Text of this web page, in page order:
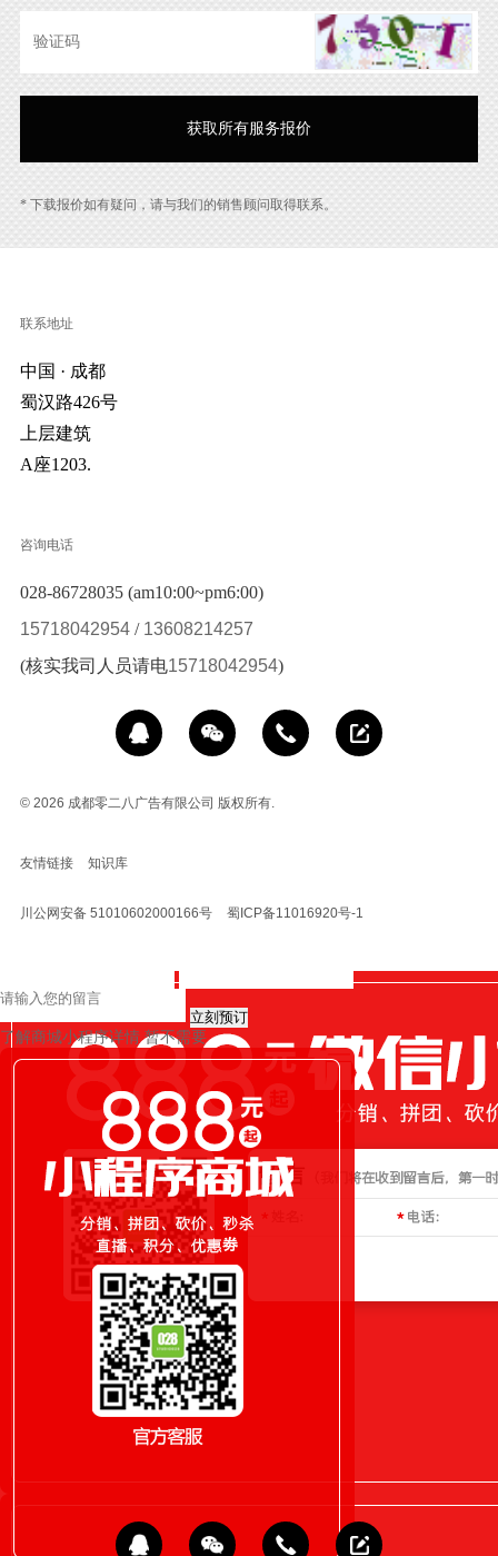
* 下载报价如有疑问，请与我们的销售顾问取得联系。
联系地址
中国 · 成都
蜀汉路426号
上层建筑
A座1203.
咨询电话
028-86728035 (am10:00~pm6:00)
15718042954/ 13608214257
(核实我司人员请电15718042954)
© 2026 成都零二八广告有限公司 版权所有.
友情链接 知识库
川公网安备 51010602000166号 蜀ICP备11016920号-1
立刻预订
了解商城小程序详情 暂不需要